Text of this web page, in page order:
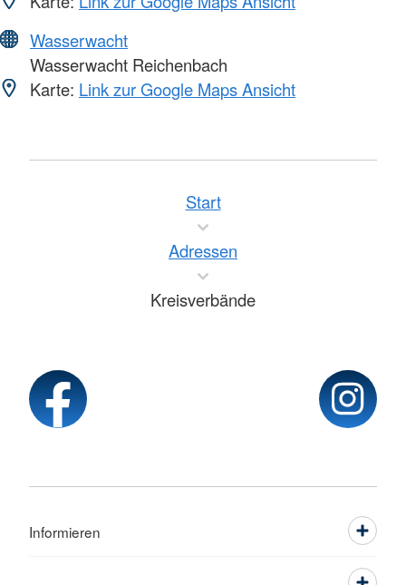
Wasserwacht
Wasserwacht Reichenbach
Karte: Link zur Google Maps Ansicht
Start
Adressen
Kreisverbände
Informieren